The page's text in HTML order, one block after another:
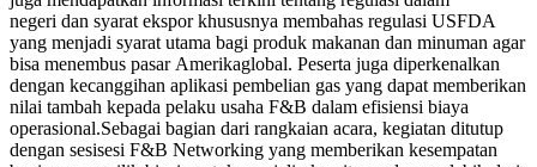
negeri dan syarat ekspor khususnya membahas regulasi USFDA
yang menjadi syarat utama bagi produk makanan dan minuman agar
bisa menembus pasar Amerikaglobal. Peserta juga diperkenalkan
dengan kecanggihan aplikasi pembelian gas yang dapat memberikan
nilai tambah kepada pelaku usaha F&B dalam efisiensi biaya
operasional.Sebagai bagian dari rangkaian acara, kegiatan ditutup
dengan sesisesi F&B Networking yang memberikan kesempatan